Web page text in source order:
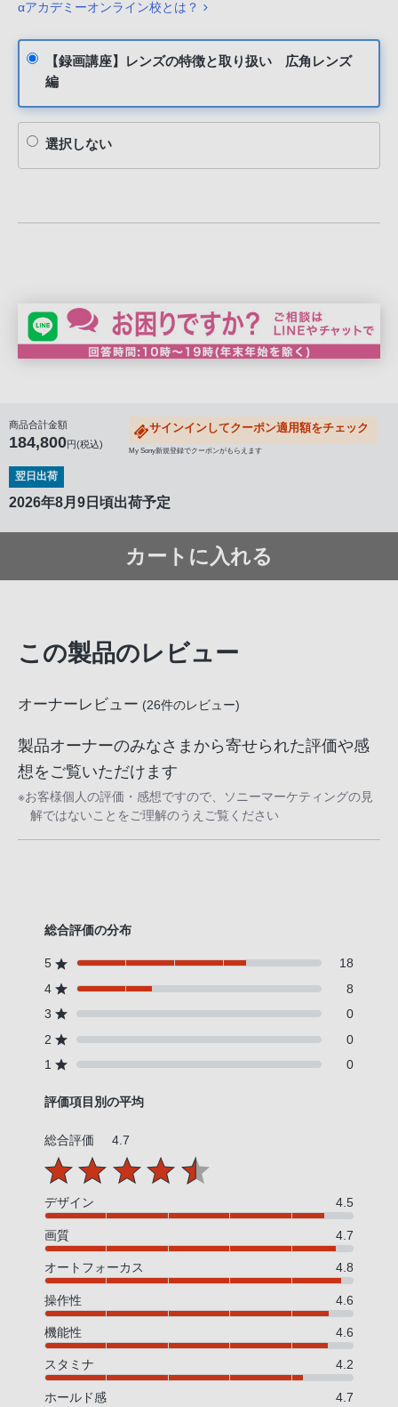
αアカデミーオンライン校とは？
【録画講座】レンズの特徴と取り扱い 広角レンズ
編
選択しない
商品合計金額
184,800円(税込)
サインインしてクーポン適用額をチェック
My Sony新規登録でクーポンがもらえます
翌日出荷
2026年8月9日頃出荷予定
カートに入れる
この製品のレビュー
オーナーレビュー (26件のレビュー)
製品オーナーのみなさまから寄せられた評価や感
想をご覧いただけます
※お客様個人の評価・感想ですので、ソニーマーケティングの見
解ではないことをご理解のうえご覧ください
総合評価の分布
5
18
4
8
3
0
2
0
1
0
評価項目別の平均
総合評価 4.7
デザイン 4.5
画質 4.7
オートフォーカス 4.8
操作性 4.6
機能性 4.6
スタミナ 4.2
ホールド感 4.7